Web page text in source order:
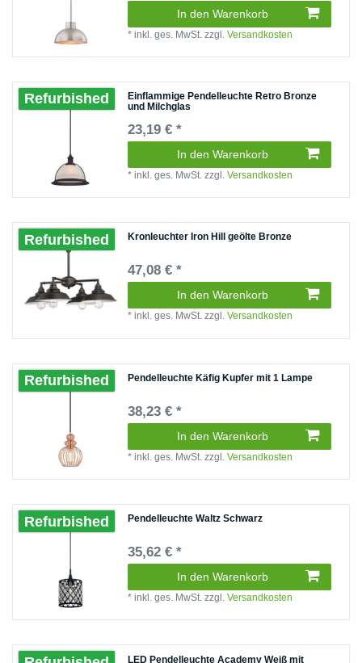
In den Warenkorb
*inkl. ges. MwSt. zzgl.Versandkosten
Refurbished
Einflammige Pendelleuchte Retro Bronze
und Milchglas
23,19 € *
In den Warenkorb
*inkl. ges. MwSt. zzgl.Versandkosten
Refurbished Kronleuchter Iron Hill geölte Bronze
47,08 € *
In den Warenkorb
*inkl. ges. MwSt. zzgl.Versandkosten
Refurbished Pendelleuchte Käfig Kupfer mit 1 Lampe
38,23 € *
In den Warenkorb
*inkl. ges. MwSt. zzgl.Versandkosten
Refurbished Pendelleuchte Waltz Schwarz
35,62 € *
In den Warenkorb
*inkl. ges. MwSt. zzgl.Versandkosten
LED Pendelleuchte Academy Weiß mit